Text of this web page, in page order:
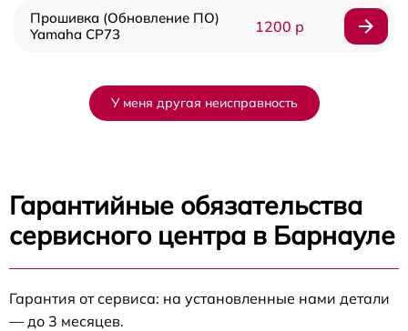
Прошивка (Обновление ПО)
Yamaha CP73
1200 р
У меня другая неисправность
Гарантийные обязательства
сервисного центра в Барнауле
Гарантия от сервиса: на установленные нами детали
— до 3 месяцев.